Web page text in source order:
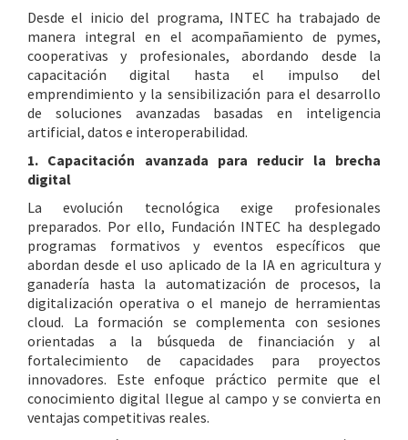
Desde el inicio del programa, INTEC ha trabajado de
manera integral en el acompañamiento de pymes,
cooperativas y profesionales, abordando desde la
capacitación digital hasta el impulso del
emprendimiento y la sensibilización para el desarrollo
de soluciones avanzadas basadas en inteligencia
artificial, datos e interoperabilidad.
1. Capacitación avanzada para reducir la brecha
digital
La evolución tecnológica exige profesionales
preparados. Por ello, Fundación INTEC ha desplegado
programas formativos y eventos específicos que
abordan desde el uso aplicado de la IA en agricultura y
ganadería hasta la automatización de procesos, la
digitalización operativa o el manejo de herramientas
cloud. La formación se complementa con sesiones
orientadas a la búsqueda de financiación y al
fortalecimiento de capacidades para proyectos
innovadores. Este enfoque práctico permite que el
conocimiento digital llegue al campo y se convierta en
ventajas competitivas reales.